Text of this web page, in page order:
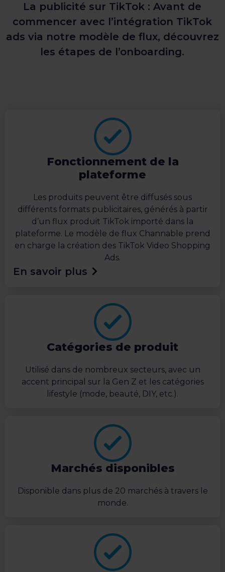
La publicité sur TikTok : Avant de
commencer avec l’intégration TikTok
ads via notre modèle de flux, découvrez
les étapes de l’onboarding.
Fonctionnement de la
plateforme
Les produits peuvent être diffusés sous
différents formats publicitaires, générés à partir
d’un flux produit TikTok importé dans la
plateforme. Le modèle de flux Channable prend
en charge la création des TikTok Video Shopping
Ads.
En savoir plus
Catégories de produit
Utilisé dans de nombreux secteurs, avec un
accent principal sur la Gen Z et les catégories
lifestyle (mode, beauté, DIY, etc.).
Marchés disponibles
Disponible dans plus de 20 marchés à travers le
monde.